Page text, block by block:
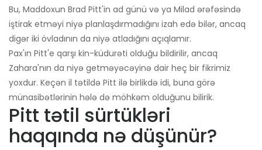
Bu, Maddoxun Brad Pitt'in ad günü və ya Milad ərəfəsində
iştirak etməyi niyə planlaşdırmadığını izah edə bilər, ancaq
digər iki övladının da niyə atladığını açıqlamır.
Pax'ın Pitt'e qarşı kin-küdurəti olduğu bildirilir, ancaq
Zahara'nın da niyə getməyəcəyinə dair heç bir fikrimiz
yoxdur. Keçən il tətildə Pitt ilə birlikdə idi, buna görə
münasibətlərinin hələ də möhkəm olduğunu bilirik.
Pitt tətil sürtükləri
haqqında nə düşünür?